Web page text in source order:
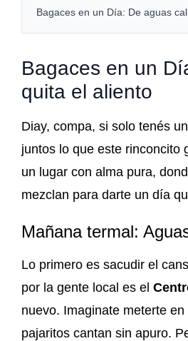
Bagaces en un Día: De aguas
Bagaces en un
quita el aliento
Diay, compa, si solo tenés
juntos lo que este rinconcito
un lugar con alma pura,
mezclan para darte un día
Mañana termal:
Lo primero es sacudir el
por la gente local es el
nuevo. Imaginate meterte
pajaritos cantan sin apuro.